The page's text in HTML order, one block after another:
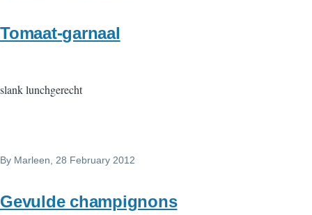
Tomaat-garnaal
slank lunchgerecht
By Marleen , 28 February 2012
Gevulde champignons